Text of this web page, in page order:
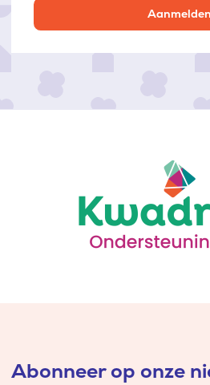
Aanmelden
Abonneer op onze